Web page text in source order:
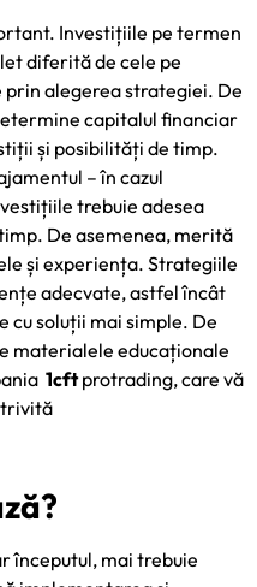
Investițiile pe termen
diferită de cele pe
prin alegerea strategiei. De
capitalul financiar
și posibilități de timp.
– în cazul
trebuie adesea
De asemenea, merită
și experiența. Strategiile
adecvate, astfel încât
soluții mai simple. De
materialele educaționale
1cftprotrading, care vă
începutul, mai trebuie